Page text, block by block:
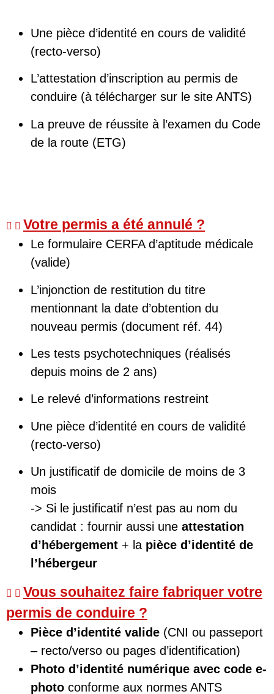
Une pièce d’identité en cours de validité
(recto-verso)
L’attestation d’inscription au permis de
conduire (à télécharger sur le site ANTS)
La preuve de réussite à l’examen du Code
de la route (ETG)
Votre permis a été annulé ?
Le formulaire CERFA d’aptitude médicale
(valide)
L’injonction de restitution du titre
mentionnant la date d’obtention du
nouveau permis (document réf. 44)
Les tests psychotechniques (réalisés
depuis moins de 2 ans)
Le relevé d’informations restreint
Une pièce d’identité en cours de validité
(recto-verso)
Un justificatif de domicile de moins de 3
mois
-> Si le justificatif n’est pas au nom du
candidat : fournir aussi une attestation
d’hébergement + la pièce d’identité de
l’hébergeur
Vous souhaitez faire fabriquer votre
permis de conduire ?
Pièce d’identité valide (CNI ou passeport
– recto/verso ou pages d’identification)
Photo d’identité numérique avec code e-
photo conforme aux normes ANTS